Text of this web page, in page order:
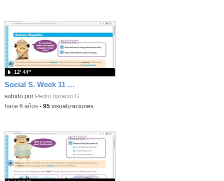
Social S. Week 11 Plan. Thursday, 11th of June
subido por Pedro Ignacio G.
12′ 44″
-hace 6 años- 95visualizaciones